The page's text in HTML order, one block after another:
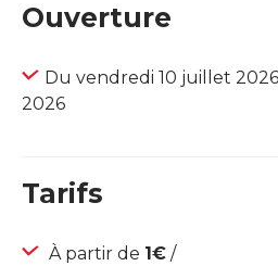
Ouverture
Du vendredi 10 juillet
2026
Tarifs
À partir de 1€ /